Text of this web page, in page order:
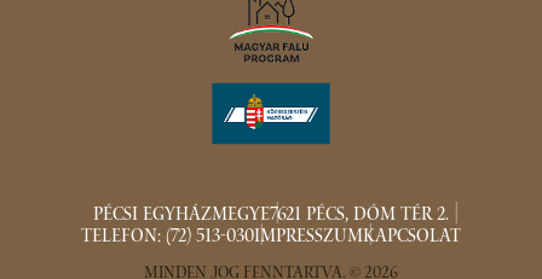
PÉCSI EGYHÁZMEGYE7621 PÉCS, DÓM TÉR 2.
TELEFON: (72) 513-030IMPRESSZUMKAPCSOLAT
MINDEN JOG FENNTARTVA. © 2026